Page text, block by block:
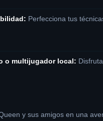
Perfecciona tus
o multijugador local:
y sus amigos en una